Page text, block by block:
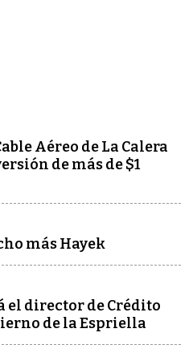
Aéreo de La Calera
de más de $1
más Hayek
el director de Crédito
de la Espriella